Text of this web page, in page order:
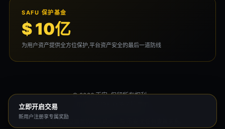
SAFU 保护基金
$ 10亿
为用户资产提供全方位保护,平台资产安全的最后一道防线
© 2026 币安. 保留所有权利。
立即开启交易
新用户注册享专属奖励